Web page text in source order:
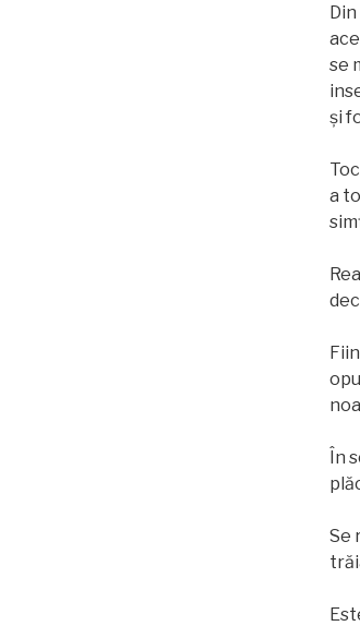
se
şi
a
În
Se